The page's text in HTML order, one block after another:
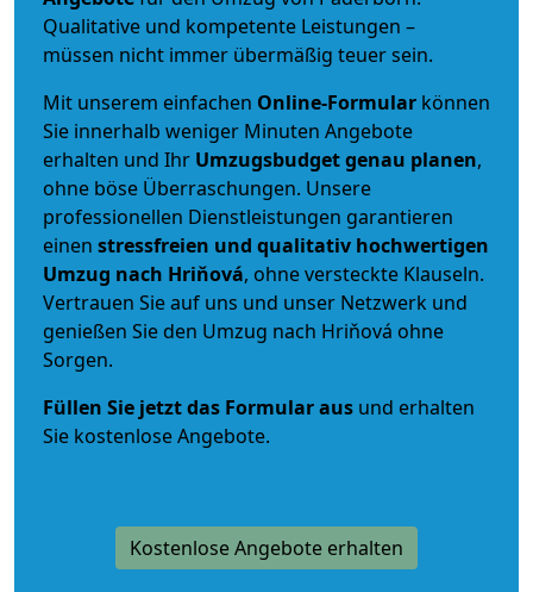
Qualitative und kompetente Leistungen –
müssen nicht immer übermäßig teuer sein.
Mit unserem einfachen Online-Formular können
Sie innerhalb weniger Minuten Angebote
erhalten und Ihr Umzugsbudgetgenau planen,
ohne böse Überraschungen. Unsere
professionellen Dienstleistungen garantieren
einen stressfreien und qualitativ hochwertigen
Umzug nach Hriňová, ohne versteckte Klauseln.
Vertrauen Sie auf uns und unser Netzwerk und
genießen Sie den Umzug nach Hriňová ohne
Sorgen.
Füllen Sie jetzt das Formular aus und erhalten
Sie kostenlose Angebote.
Kostenlose Angebote erhalten